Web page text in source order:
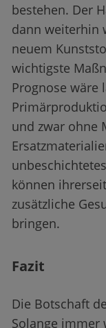
bestehen. Der
dann weiterhin
neuem
wichtigste
Prognose wäre
und zwar ohne
können
zusätzliche
bringen.
Fazit
Die Botschaft
Solange immer